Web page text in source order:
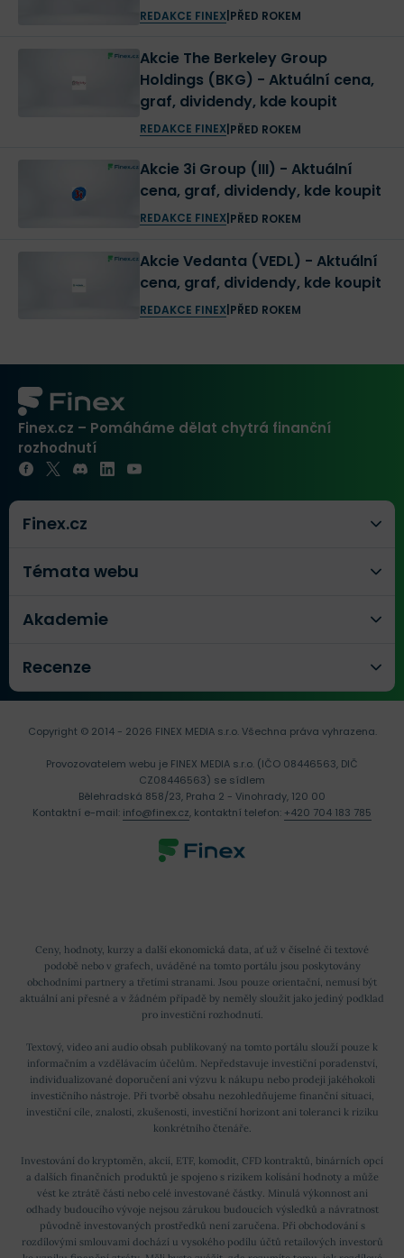
REDAKCE FINEX| PŘED ROKEM
Akcie The Berkeley Group
Holdings (BKG) - Aktuální cena,
graf, dividendy, kde koupit
REDAKCE FINEX| PŘED ROKEM
Akcie 3i Group (III) - Aktuální
cena, graf, dividendy, kde koupit
REDAKCE FINEX| PŘED ROKEM
Akcie Vedanta (VEDL) - Aktuální
cena, graf, dividendy, kde koupit
REDAKCE FINEX| PŘED ROKEM
Finex.cz – Pomáháme dělat chytrá finanční
rozhodnutí
Finex.cz
Témata webu
Akademie
Recenze
Ceny, hodnoty, kurzy a další ekonomická data, ať už v číselné či textové
podobě nebo v grafech, uváděné na tomto portálu jsou poskytovány
obchodními partnery a třetími stranami. Jsou pouze orientační, nemusí být
aktuální ani přesné a v žádném případě by neměly sloužit jako jediný podklad
pro investiční rozhodnutí.
Textový, video ani audio obsah publikovaný na tomto portálu slouží pouze k
informačním a vzdělávacím účelům. Nepředstavuje investiční poradenství,
individualizované doporučení ani výzvu k nákupu nebo prodeji jakéhokoli
investičního nástroje. Při tvorbě obsahu nezohledňujeme finanční situaci,
investiční cíle, znalosti, zkušenosti, investiční horizont ani toleranci k riziku
konkrétního čtenáře.
Investování do kryptoměn, akcií, ETF, komodit, CFD kontraktů, binárních opcí
a dalších finančních produktů je spojeno s rizikem kolísání hodnoty a může
vést ke ztrátě části nebo celé investované částky. Minulá výkonnost ani
odhady budoucího vývoje nejsou zárukou budoucích výsledků a návratnost
původně investovaných prostředků není zaručena. Při obchodování s
rozdílovými smlouvami dochází u vysokého podílu účtů retailových investorů
Copyright © 2014 - 2026 FINEX MEDIA s.r.o.Všechna práva vyhrazena.
Provozovatelem webu je FINEX MEDIA s.r.o. (IČO 08446563, DIČ
CZ08446563) se sídlem
Bělehradská 858/23, Praha 2 - Vinohrady, 120 00
Kontaktní e-mail: info@finex.cz, kontaktní telefon: +420 704 183 785